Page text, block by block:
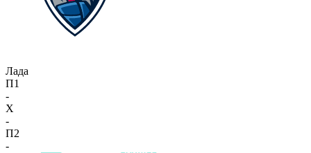
Лада
П1
-
X
-
П2
-